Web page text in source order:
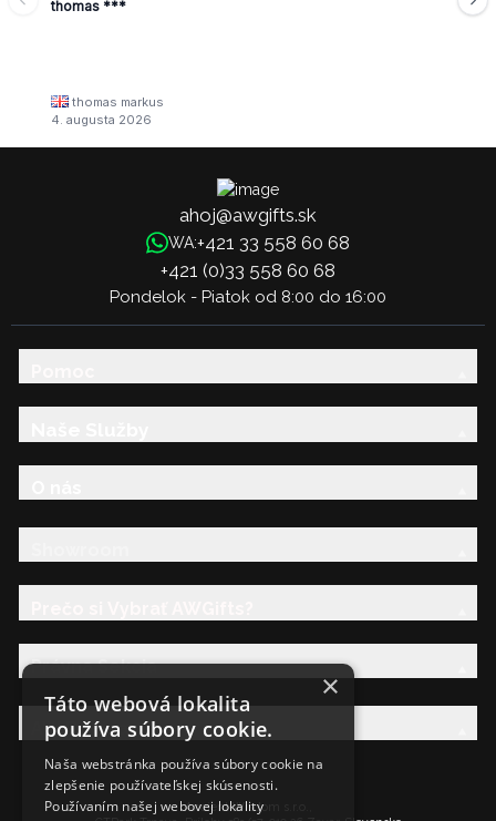
thomas ***
thomas markus
4. augusta 2026
ahoj@awgifts.sk
WA:+421 33 558 60 68
+421 (0)33 558 60 68
Pondelok - Piatok od 8:00 do 16:00
Právna Sekcia
AW Rodina
Ancient Wisdom s.r.o.,
×
Táto webová lokalita
používa súbory cookie.
Naša webstránka používa súbory cookie na
zlepšenie používateľskej skúsenosti.
Používaním našej webovej lokality